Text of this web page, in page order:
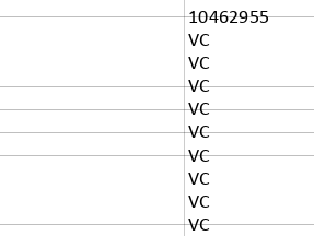
10462955
VC
VC
VC
VC
VC
VC
VC
VC
VC